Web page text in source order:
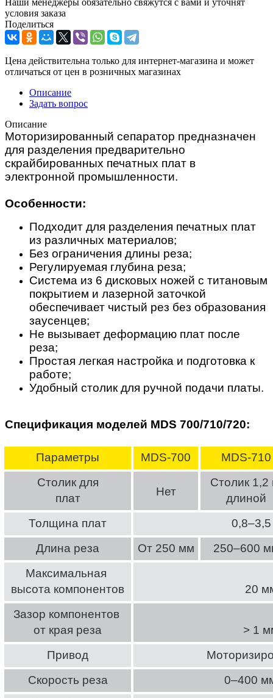
условия заказа
Поделиться
Цена действительна только для интернет-магазина и может
отличаться от цен в розничных магазинах
Описание
Задать вопрос
Описание
Моторизированный сепаратор предназначен
для разделения предварительно
скрайбированных печатных плат в
электронной промышленности.
Особенности:
Подходит для разделения печатных плат
из различных материалов;
Без ограничения длины реза;
Регулируемая глубина реза;
Система из 6 дисковых ножей с титановым
покрытием и лазерной заточкой
обеспечивает чистый рез без образования
заусенцев;
Не вызывает деформацию плат после
реза;
Простая легкая настройка и подготовка к
работе;
Удобный столик для ручной подачи платы.
Спецификация моделей MDS 700/710/720:
Параметры MDS-700
MDS-710
Столик для
плат
Нет
Столик 1,2
длиной
Толщина плат
Длина реза
От 250 мм
250–600
Максимальная
высота компонентов
20
Зазор компонентов
от края реза
> 1
Привод
Скорость реза
0–400